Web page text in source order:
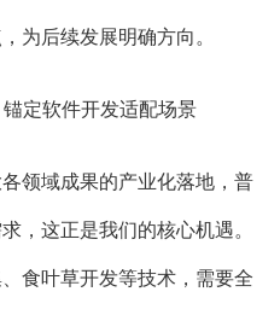
为后续发展明确方向。
定软件开发适配场景
域成果的产业化落地，普
，这正是我们的核心机遇。
食叶草开发等技术，需要全